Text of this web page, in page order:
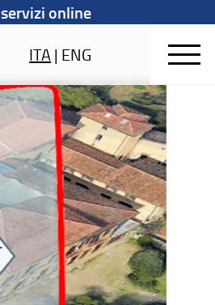
servizi online
ITA| ENG